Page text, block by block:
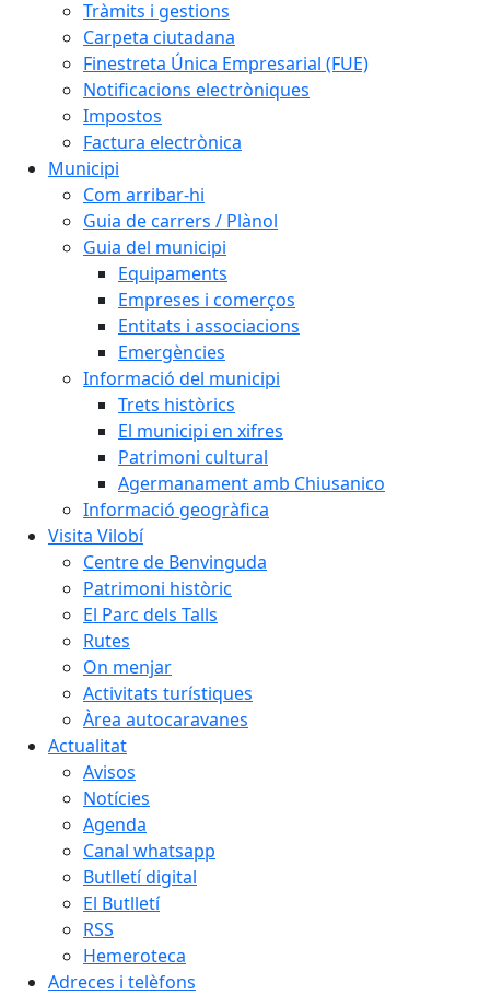
Tràmits i gestions
Carpeta ciutadana
Finestreta Única Empresarial (FUE)
Notificacions electròniques
Impostos
Factura electrònica
Municipi
Com arribar-hi
Guia de carrers / Plànol
Guia del municipi
Equipaments
Empreses i comerços
Entitats i associacions
Emergències
Informació del municipi
Trets històrics
El municipi en xifres
Patrimoni cultural
Agermanament amb Chiusanico
Informació geogràfica
Visita Vilobí
Centre de Benvinguda
Patrimoni històric
El Parc dels Talls
Rutes
On menjar
Activitats turístiques
Àrea autocaravanes
Actualitat
Avisos
Notícies
Agenda
Canal whatsapp
Butlletí digital
El Butlletí
RSS
Hemeroteca
Adreces i telèfons